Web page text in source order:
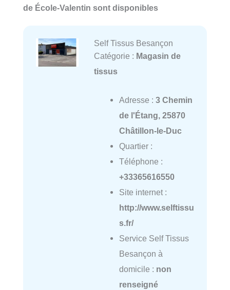
de École-Valentin sont disponibles
Self Tissus Besançon
Catégorie : Magasin de
tissus
Adresse : 3 Chemin
de l'Étang, 25870
Châtillon-le-Duc
Quartier :
Téléphone :
+33365616550
Site internet :
http://www.selftissu
s.fr/
Service Self Tissus
Besançon à
domicile : non
renseigné